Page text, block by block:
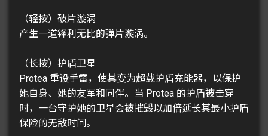
（轻按）破片漩涡
产生一道锋利无比的弹片漩涡。
（长按）护盾卫星
Protea 重设手雷，使其变为超载护盾充能器，以保护
她自身、她的友军和同伴。当 Protea 的护盾被击穿
时，一台守护她的卫星会被摧毁以加倍延长其最小护盾
保险的无敌时间。